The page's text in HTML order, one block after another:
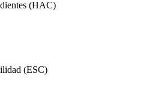
(HAC)
(ESC)